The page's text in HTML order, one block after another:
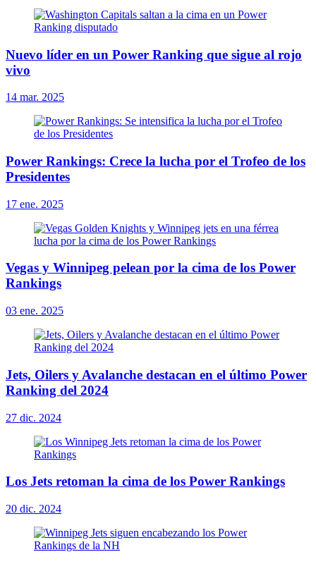
Nuevo líder en un Power Ranking que sigue al rojo
vivo
14 mar. 2025
Power Rankings: Crece la lucha por el Trofeo de los
Presidentes
17 ene. 2025
Vegas y Winnipeg pelean por la cima de los Power
Rankings
03 ene. 2025
Jets, Oilers y Avalanche destacan en el último Power
Ranking del 2024
27 dic. 2024
Los Jets retoman la cima de los Power Rankings
20 dic. 2024